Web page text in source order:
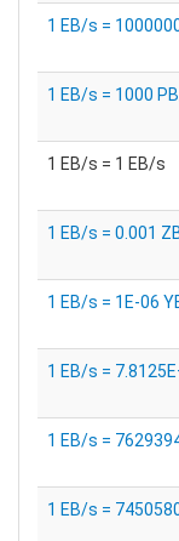
1 EB/s =
1 EB/s = 1000
1 EB/s = 1 EB/s
1 EB/s = 0.001
1 EB/s = 1E-06
1 EB/s =
1 EB/s =
1 EB/s =